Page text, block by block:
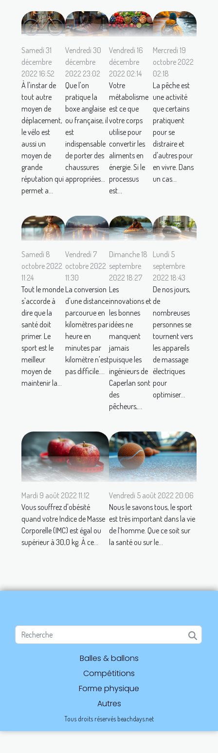
Samedi 31
décembre
2022 16:52
À l'instar de
tout autre
moyen de
déplacement,
le vélo est
aussi un
moyen de
grande
réputation qui
permet a...
Vendredi 30
décembre
2022 23:02
Que l'on
pratique la
boxe anglaise
ou française, il
est
indispensable
de porter des
chaussures
appropriées...
Vendredi 16
décembre
2022 02:14
Votre
métabolisme
est ce que
votre corps
utilise pour
convertir les
aliments en
énergie. Si le
processus
est...
Mercredi 19
octobre 2022
02:18
La pêche est
une activité
que certains
pratiquent
pour se
distraire et
d'autres pour
en vivre. Dans
un cas...
Samedi 8
octobre 2022
11:24
Tout le monde
s'accorde à
dire que la
santé doit
primer. Le
sport est le
meilleur
moyen de
maintenir la...
Vendredi 7
octobre 2022
11:30
La conversion
d'une distance
parcourue en
kilomètres par
heure en
minutes par
kilomètre n'est
pas difficile....
Dimanche 18
septembre
2022 18:27
Les
innovations et
les bonnes
idées ne
manquent
jamais
puisque les
ingénieurs de
Caperlan sont
des
pêcheurs,...
Lundi 5
septembre
2022 18:43
De nos jours,
de
nombreuses
personnes se
tournent vers
les appareils
de massage
électriques
pour
optimiser...
Mardi 9 août 2022 11:12
Vous souffrez d'obésité
quand votre Indice de Masse
Corporelle (IMC) est égal ou
supérieur à 30,0 kg. À ce...
Vendredi 5 août 2022 20:06
Nous le savons tous, le sport
est très important dans la vie
de l’homme. Que ce soit sur
la santé ou sur le...
Balles & ballons
Compétitions
Forme physique
Autres
Tous droits réservés beachdays.net